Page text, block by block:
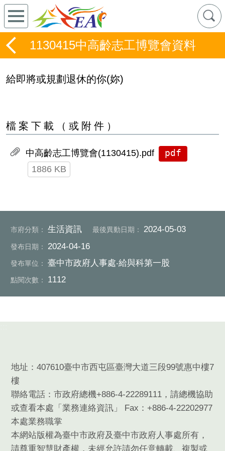
1130415中高齡志工博覽會資料
給即將或規劃退休的你(妳)
檔案下載（或附件）
中高齡志工博覽會(1130415).pdf pdf
1886 KB
市府分類： 生活資訊 最後異動日期： 2024-05-03
發布日期： 2024-04-16
發布單位： 臺中市政府人事處‧給與科第一股
點閱次數： 1112
地址：407610臺中市西屯區臺灣大道三段99號惠中樓7
樓
聯絡電話：市政府總機+886-4-22289111，請總機協助
或查看本處「業務連絡資訊」 Fax：+886-4-22202977
本處業務職掌
本網站版權為臺中市政府及臺中市政府人事處所有，
請尊重智慧財產權，未經允許請勿任意轉載、複製或